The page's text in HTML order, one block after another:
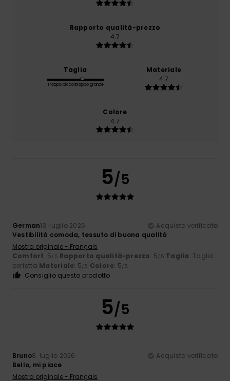
Rapporto qualità-prezzo
4.7
Taglia
Troppo piccoloTroppo grande
Materiale
4.7
Colore
4.7
5/5
German13. luglio 2026
Acquisto verificato
Vestibilità comoda, tessuto di buona qualità
Mostra originale - Français
Comfort: 5/5 Rapporto qualità-prezzo: 5/5 Taglia: Taglia
perfetta Materiale: 5/5 Colore: 5/5
Consiglio questo prodotto
5/5
Bruno8. luglio 2026
Acquisto verificato
Bello, mi piace
Mostra originale - Français